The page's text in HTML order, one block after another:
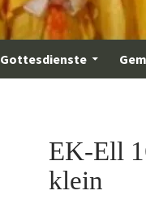
Gottesdienste
EK-Ell
klein